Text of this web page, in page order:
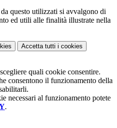
questo utilizzati si avvalgono di
ed utili alle finalità illustrate nella
Accetta tutti i cookies
quali cookie consentire.
consentono il funzionamento della
necessari al funzionamento potete
.